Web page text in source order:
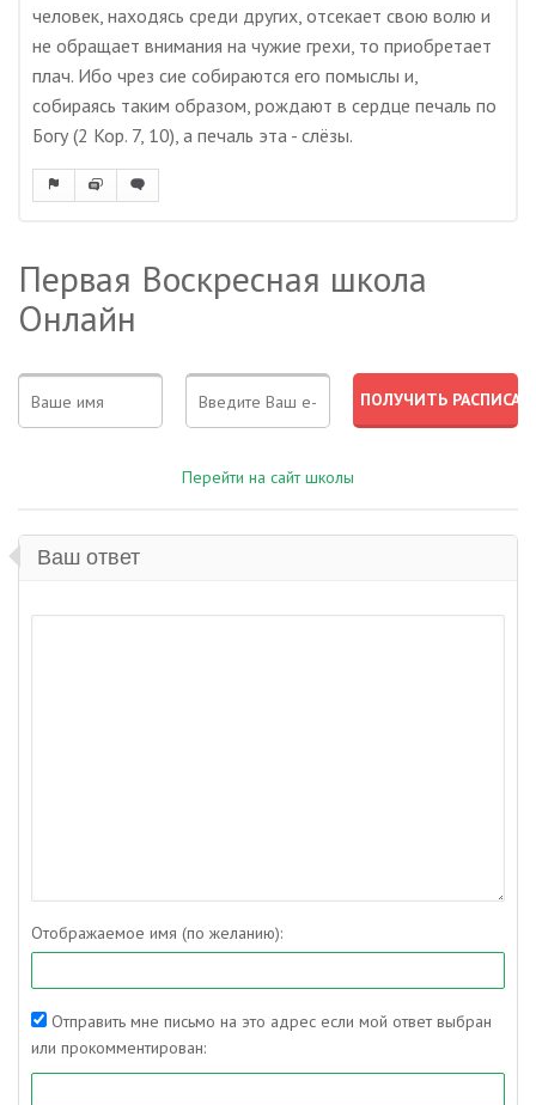
человек, находясь среди других, отсекает свою волю и
не обращает внимания на чужие грехи, то приобретает
плач. Ибо чрез сие собираются его помыслы и,
собираясь таким образом, рождают в сердце печаль по
Богу (2 Кор. 7, 10), а печаль эта - слёзы.
Первая Воскресная школа
Онлайн
Перейти на сайт школы
Ваш ответ
Отображаемое имя (по желанию):
Отправить мне письмо на это адрес если мой ответ выбран
или прокомментирован: